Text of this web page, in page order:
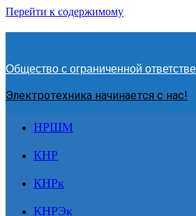
Перейти к содержимому
Общество с ограниченной
Электротехника начинается с нас!
НРШМ
КНР
КНРк
КНРЭк